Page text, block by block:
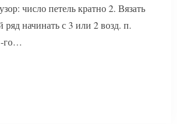
число петель кратно 2. Вязать
начинать с 3 или 2 возд. п.
го…